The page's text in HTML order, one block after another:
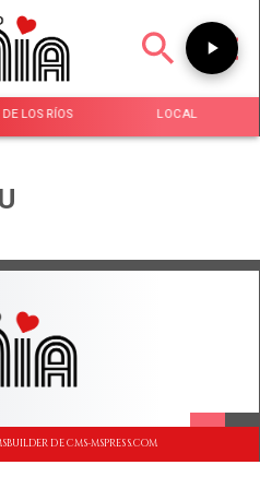
LOS RÍOS LOCAL
DE CMS-MSPRESS.COM